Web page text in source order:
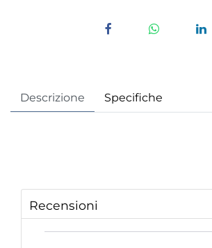
Descrizione Specifiche
Recensioni